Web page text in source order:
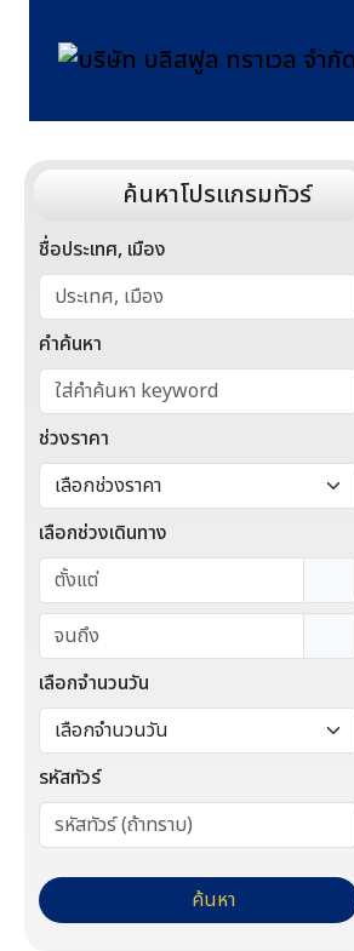
ค้นหาโปรแกรมทัวร์
ชื่อประเทศ, เมือง
คำค้นหา
ช่วงราคา
เลือกช่วงเดินทาง
เลือกจำนวนวัน
รหัสทัวร์
ค้นหา